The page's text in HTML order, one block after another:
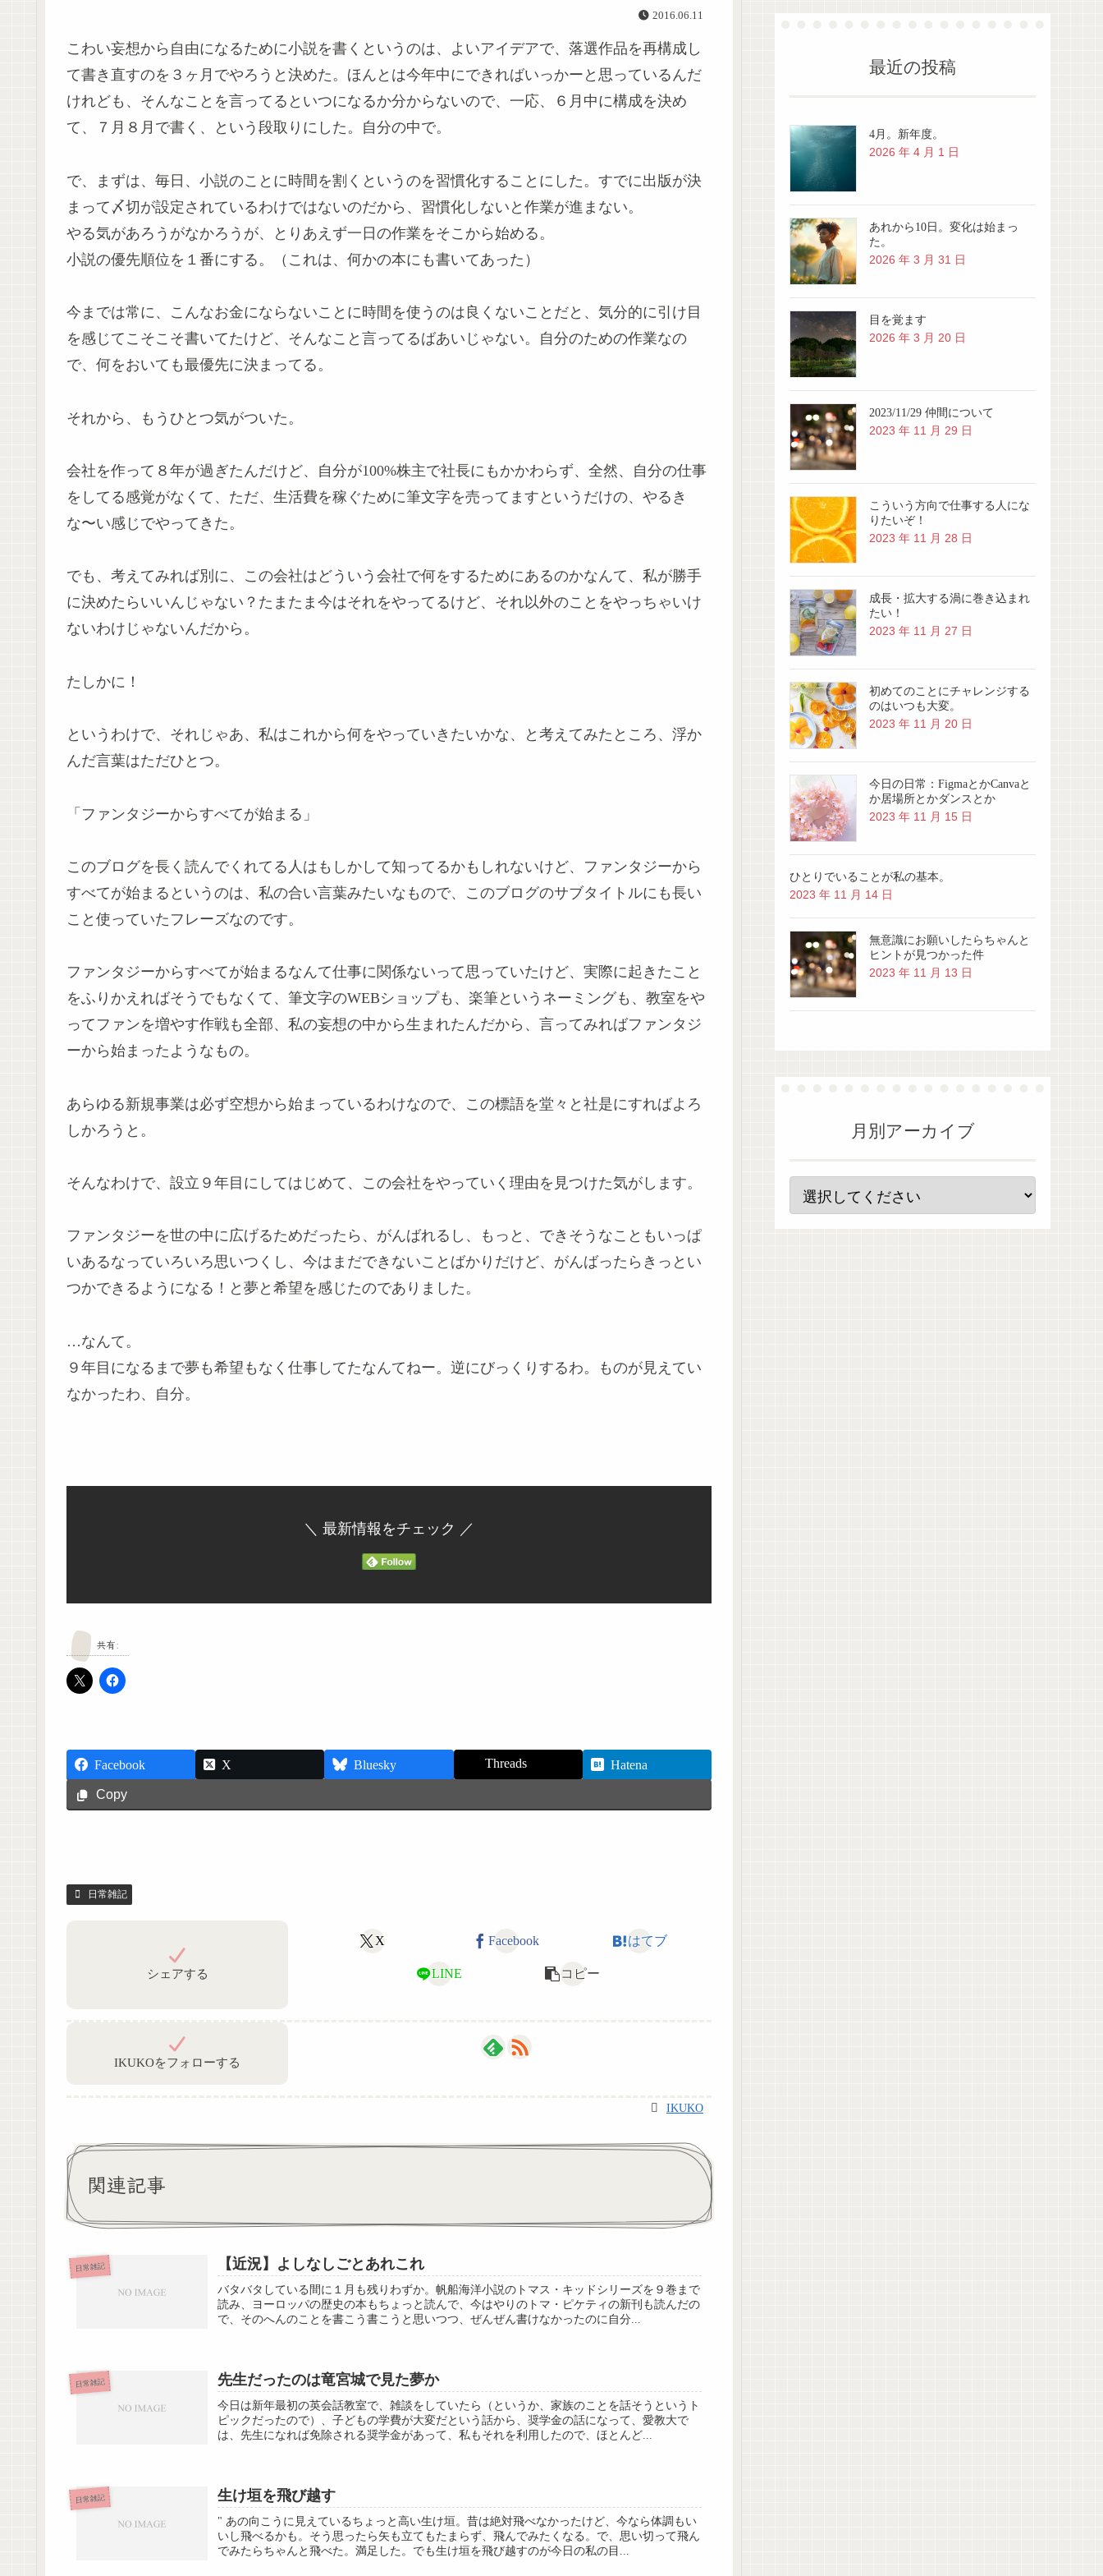
2016.06.11
こわい妄想から自由になるために小説を書くというのは、よいアイデアで、落選作品を再構成し
て書き直すのを３ヶ月でやろうと決めた。ほんとは今年中にできればいっかーと思っているんだ
けれども、そんなことを言ってるといつになるか分からないので、一応、６月中に構成を決め
て、７月８月で書く、という段取りにした。自分の中で。
で、まずは、毎日、小説のことに時間を割くというのを習慣化することにした。すでに出版が決
まって〆切が設定されているわけではないのだから、習慣化しないと作業が進まない。
やる気があろうがなかろうが、とりあえず一日の作業をそこから始める。
小説の優先順位を１番にする。（これは、何かの本にも書いてあった）
今までは常に、こんなお金にならないことに時間を使うのは良くないことだと、気分的に引け目
を感じてこそこそ書いてたけど、そんなこと言ってるばあいじゃない。自分のための作業なの
で、何をおいても最優先に決まってる。
それから、もうひとつ気がついた。
会社を作って８年が過ぎたんだけど、自分が100%株主で社長にもかかわらず、全然、自分の仕事
をしてる感覚がなくて、ただ、生活費を稼ぐために筆文字を売ってますというだけの、やるき
な〜い感じでやってきた。
でも、考えてみれば別に、この会社はどういう会社で何をするためにあるのかなんて、私が勝手
に決めたらいいんじゃない？たまたま今はそれをやってるけど、それ以外のことをやっちゃいけ
ないわけじゃないんだから。
たしかに！
というわけで、それじゃあ、私はこれから何をやっていきたいかな、と考えてみたところ、浮か
んだ言葉はただひとつ。
「ファンタジーからすべてが始まる」
このブログを長く読んでくれてる人はもしかして知ってるかもしれないけど、ファンタジーから
すべてが始まるというのは、私の合い言葉みたいなもので、このブログのサブタイトルにも長い
こと使っていたフレーズなのです。
ファンタジーからすべてが始まるなんて仕事に関係ないって思っていたけど、実際に起きたこと
をふりかえればそうでもなくて、筆文字のWEBショップも、楽筆というネーミングも、教室をや
ってファンを増やす作戦も全部、私の妄想の中から生まれたんだから、言ってみればファンタジ
ーから始まったようなもの。
あらゆる新規事業は必ず空想から始まっているわけなので、この標語を堂々と社是にすればよろ
しかろうと。
そんなわけで、設立９年目にしてはじめて、この会社をやっていく理由を見つけた気がします。
ファンタジーを世の中に広げるためだったら、がんばれるし、もっと、できそうなこともいっぱ
いあるなっていろいろ思いつくし、今はまだできないことばかりだけど、がんばったらきっとい
つかできるようになる！と夢と希望を感じたのでありました。
…なんて。
９年目になるまで夢も希望もなく仕事してたなんてねー。逆にびっくりするわ。ものが見えてい
なかったわ、自分。
＼ 最新情報をチェック ／
共有:
Facebook X Bluesky Threads
Hatena
Copy
日常雑記
シェアする
X Facebook はてブ
LINE コピー
IKUKOをフォローする
IKUKO
関連記事
日常雑記 【近況】よしなしごとあれこれ
バタバタしている間に１月も残りわずか。帆船海洋小説のトマス・キッドシリーズを９巻まで
読み、ヨーロッパの歴史の本もちょっと読んで、今はやりのトマ・ピケティの新刊も読んだの
で、そのへんのことを書こう書こうと思いつつ、ぜんぜん書けなかったのに自分...
日常雑記 先生だったのは竜宮城で見た夢か
今日は新年最初の英会話教室で、雑談をしていたら（というか、家族のことを話そうというト
ピックだったので）、子どもの学費が大変だという話から、奨学金の話になって、愛教大で
は、先生になれば免除される奨学金があって、私もそれを利用したので、ほとんど...
日常雑記 生け垣を飛び越す
" あの向こうに見えているちょっと高い生け垣。昔は絶対飛べなかったけど、今なら体調もい
いし飛べるかも。そう思ったら矢も立てもたまらず、飛んでみたくなる。で、思い切って飛ん
でみたらちゃんと飛べた。満足した。でも生け垣を飛び越すのが今日の私の目...
最近の投稿
4月。新年度。
2026 年 4 月 1 日
あれから10日。変化は始まっ
た。
2026 年 3 月 31 日
目を覚ます
2026 年 3 月 20 日
2023/11/29 仲間について
2023 年 11 月 29 日
こういう方向で仕事する人にな
りたいぞ！
2023 年 11 月 28 日
成長・拡大する渦に巻き込まれ
たい！
2023 年 11 月 27 日
初めてのことにチャレンジする
のはいつも大変。
2023 年 11 月 20 日
今日の日常：FigmaとかCanvaと
か居場所とかダンスとか
2023 年 11 月 15 日
ひとりでいることが私の基本。
2023 年 11 月 14 日
無意識にお願いしたらちゃんと
ヒントが見つかった件
2023 年 11 月 13 日
月別アーカイブ